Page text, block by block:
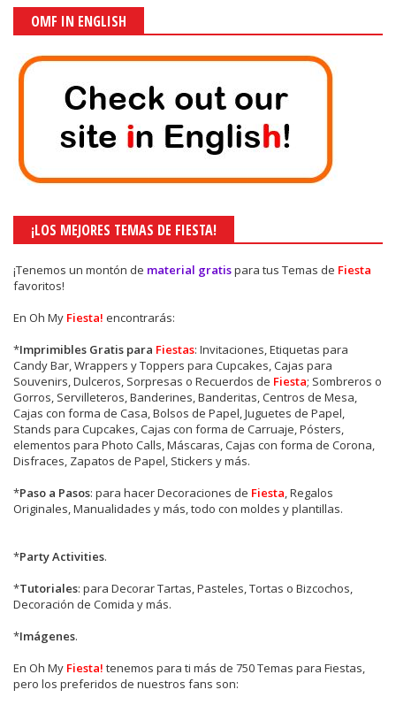
OMF IN ENGLISH
¡LOS MEJORES TEMAS DE FIESTA!
¡Tenemos un montón de material gratispara tus Temas de Fiesta
favoritos!
En Oh My Fiesta! encontrarás:
*Imprimibles Gratis para Fiestas: Invitaciones, Etiquetas para
Candy Bar, Wrappers y Toppers para Cupcakes, Cajas para
Souvenirs, Dulceros, Sorpresas o Recuerdos de Fiesta; Sombreros o
Gorros, Servilleteros, Banderines, Banderitas, Centros de Mesa,
Cajas con forma de Casa, Bolsos de Papel, Juguetes de Papel,
Stands para Cupcakes, Cajas con forma de Carruaje, Pósters,
elementos para Photo Calls, Máscaras, Cajas con forma de Corona,
Disfraces, Zapatos de Papel, Stickers y más.
*Paso a Pasos: para hacer Decoraciones de Fiesta, Regalos
Originales, Manualidades y más, todo con moldes y plantillas.
*Party Activities.
*Tutoriales: para Decorar Tartas, Pasteles, Tortas o Bizcochos,
Decoración de Comida y más.
*Imágenes.
En Oh My Fiesta! tenemos para ti más de 750 Temas para Fiestas,
pero los preferidos de nuestros fans son: